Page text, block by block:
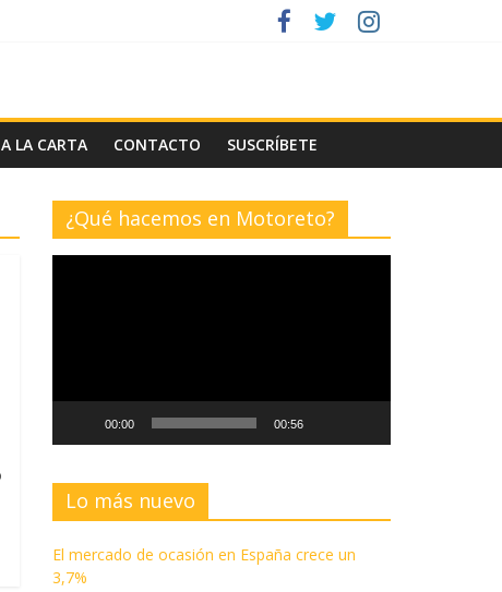
LA CARTA CONTACTO SUSCRÍBETE
¿Qué hacemos en Motoreto?
00:00 00:56
Lo más nuevo
El mercado de ocasión en España crece un
3,7%